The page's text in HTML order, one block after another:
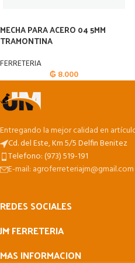
MECHA PARA ACERO 04 5MM
TRAMONTINA
FERRETERIA
₲ 8.000
Entregando la mejor calidad en
Cd. del Este, Km 5/5 Delfin Benitez
Telefono: (973) 519-191
E-mail: agroferreteriajm@gmail.com
REDES SOCIALES
JM FERRETERIA
MAS INFORMACION